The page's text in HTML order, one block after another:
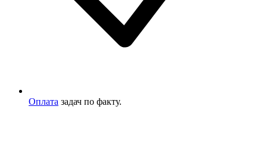
Оплата задач по факту.